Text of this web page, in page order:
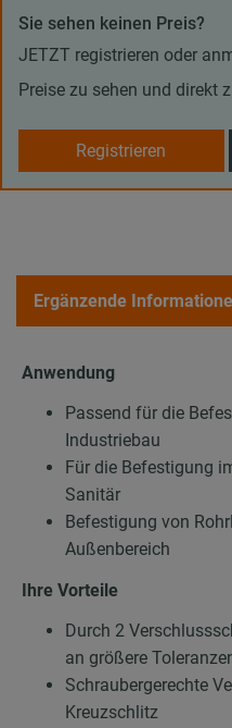
Sie sehen keinen Preis?
JETZT registrieren oder
Preise zu sehen und direkt
Registrieren
Ergänzende
Anwendung
Passend für die
Industriebau
Für die Befestigung
Sanitär
Befestigung von
Außenbereich
Ihre Vorteile
Durch 2
an größere
Schraubergerechte
Kreuzschlitz